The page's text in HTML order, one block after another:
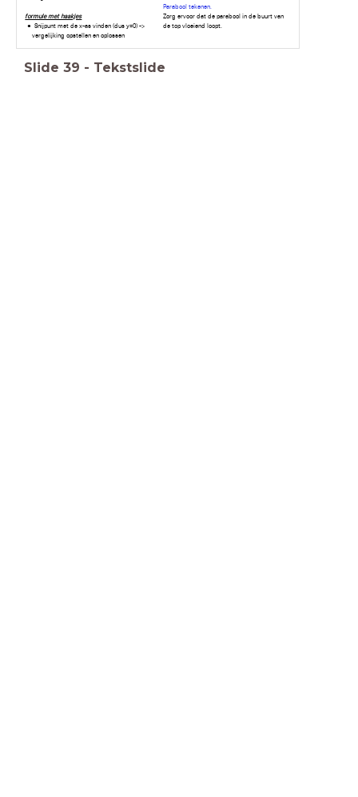
formule met haakjes
Snijpunt met de x-as vinden (dus y=0) ->
vergelijking opstellen en oplossen
Parabool tekenen.
Zorg ervoor dat de parabool in de buurt van
de top vloeiend loopt.
Slide 39 - Tekstslide